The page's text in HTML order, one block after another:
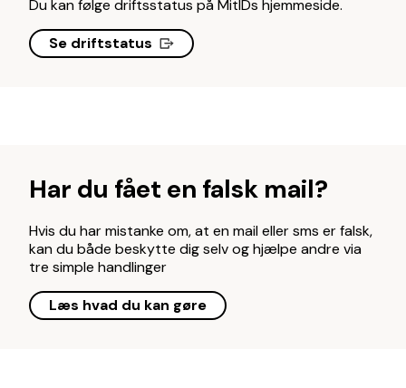
Du kan følge driftsstatus på MitIDs hjemmeside.
Se driftstatus
Har du fået en falsk mail?
Hvis du har mistanke om, at en mail eller sms er falsk,
kan du både beskytte dig selv og hjælpe andre via
tre simple handlinger
Læs hvad du kan gøre